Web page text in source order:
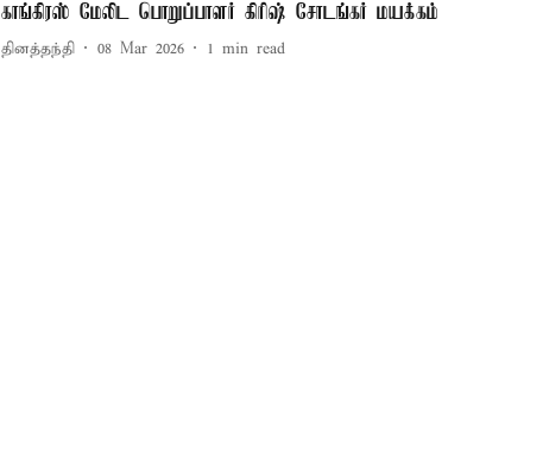
காங்கிரஸ் மேலிட பொறுப்பாளர் கிரிஷ் சோடங்கர் மயக்கம்
தினத்தந்தி 08 Mar 2026 1 min read